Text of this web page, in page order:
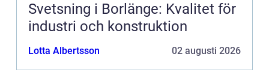
Svetsning i Borlänge: Kvalitet för
industri och konstruktion
Lotta Albertsson 02 augusti 2026